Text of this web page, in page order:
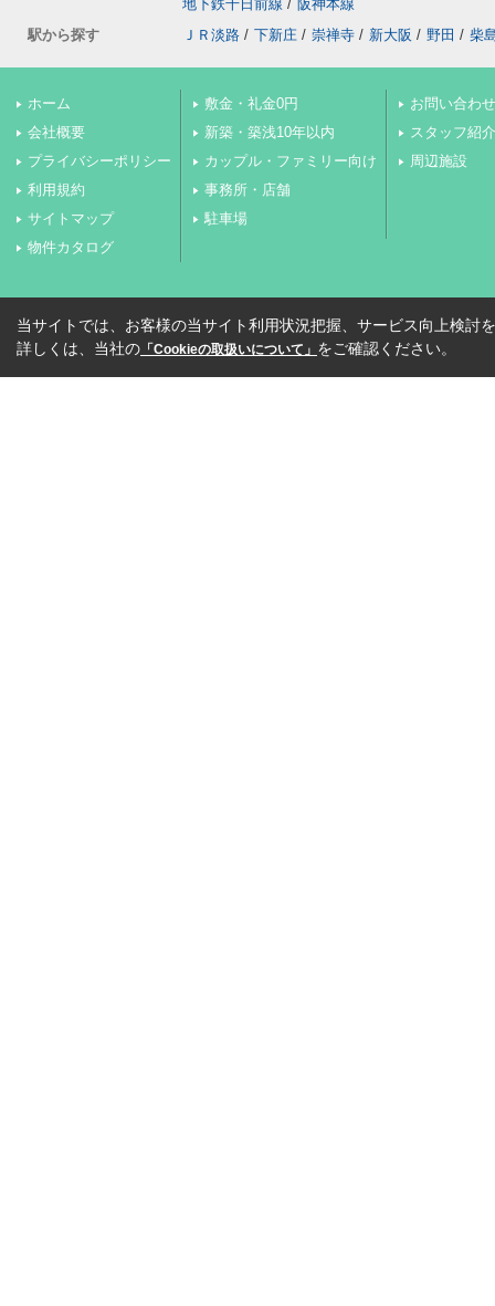
地下鉄千日前線 / 阪神本線
駅から探す
ＪＲ淡路 / 下新庄 / 崇禅寺 / 新大阪 / 野田 / 柴
ホーム
会社概要
プライバシーポリシー
利用規約
サイトマップ
物件カタログ
敷金・礼金0円
新築・築浅10年以内
カップル・ファミリー向け
事務所・店舗
駐車場
お問い合わせ
スタッフ紹介
周辺施設
当サイトでは、お客様の当サイト利用状況把握、サービス向上検討
詳しくは、当社の 「Cookieの取扱いについて」 をご確認ください。